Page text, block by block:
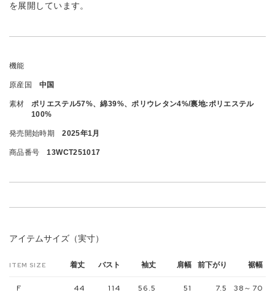
を展開しています。
機能
原産国 中国
素材
ポリエステル57%、綿39%、ポリウレタン4%/裏地:ポリエステル
100%
発売開始時期 2025年1月
商品番号 13WCT251017
アイテムサイズ（実寸）
ITEM SIZE 着丈 バスト 袖丈 肩幅 前下がり 裾幅
F 44 114 56.5 51 7.5 38～70